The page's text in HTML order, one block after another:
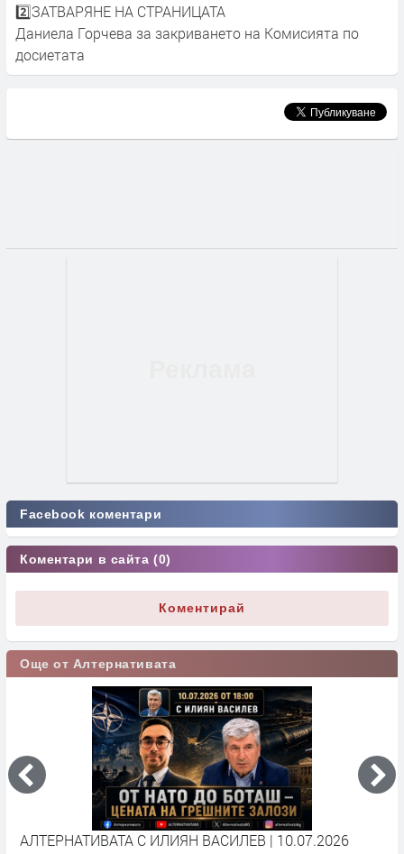
2️⃣ЗАТВАРЯНЕ НА СТРАНИЦАТА
Даниела Горчева за закриването на Комисията по
досиетата
Facebook коментари
Коментари в сайта (0)
Коментирай
Още от Алтернативата
АЛТЕРНАТИВАТА С ИЛИЯН ВАСИЛЕВ | 10.07.2026